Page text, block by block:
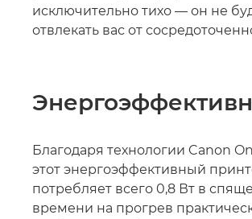
исключительно тихо — он не
отвлекать вас от
Благодаря технологии Canon
этот энергоэффективный
потребляет всего 0,8 Вт в
времени на прогрев